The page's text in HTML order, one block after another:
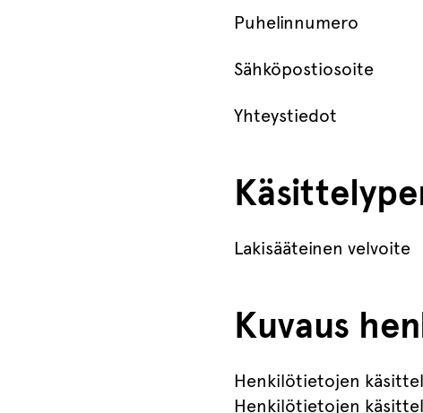
Puhelinnumero
Sähköpostiosoite
Yhteystiedot
Lakisääteinen velvoite
Kuvaus
Henkilötietojen
Henkilötietojen